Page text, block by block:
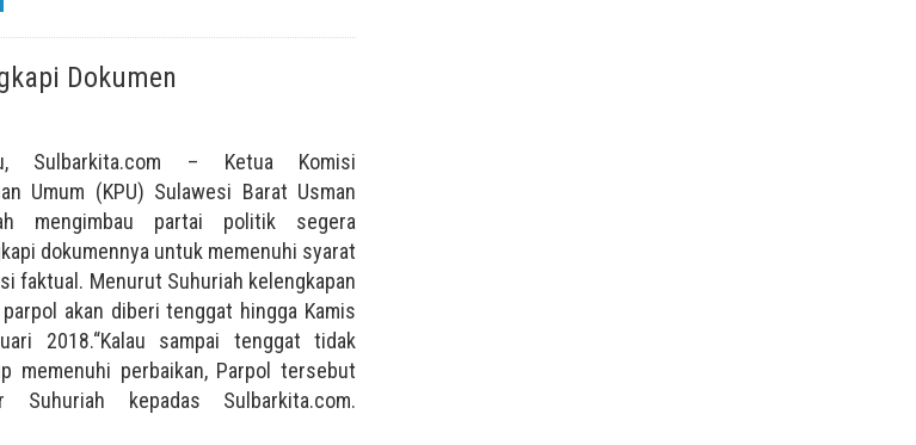
Dokumen
Sulbarkita.com – Ketua Komisi
Umum (KPU) Sulawesi Barat Usman
mengimbau partai politik segera
dokumennya untuk memenuhi syarat
faktual. Menurut Suhuriah kelengkapan
akan diberi tenggat hingga Kamis
2018.“Kalau sampai tenggat tidak
memenuhi perbaikan, Parpol tersebut
kepadas Sulbarkita.com.